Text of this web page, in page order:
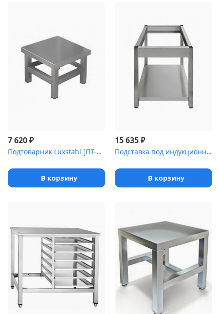
7 620₽
Подтоварник Luxstahl [ПТ-4/4]
В корзину
15 635₽
Подставка под индукционную плиту Luxstahl ПИ [2-700]
В корзину